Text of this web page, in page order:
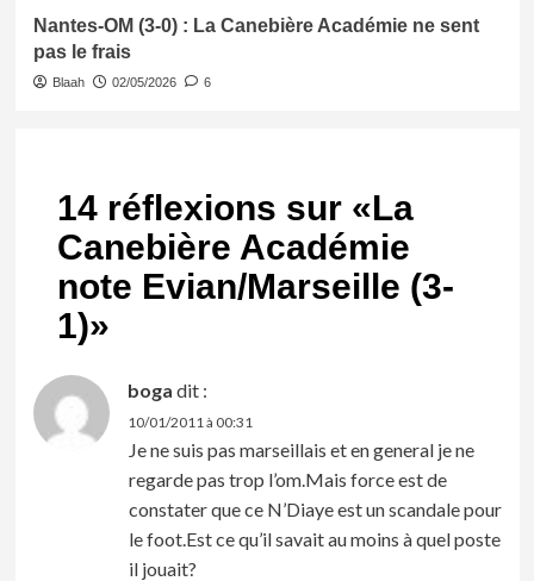
Nantes-OM (3-0) : La Canebière Académie ne sent
pas le frais
Blaah 02/05/2026 6
14 réflexions sur «La
Canebière Académie
note Evian/Marseille (3-
1)»
boga dit :
10/01/2011 à 00:31
Je ne suis pas marseillais et en general je ne
regarde pas trop l’om.Mais force est de
constater que ce N’Diaye est un scandale pour
le foot.Est ce qu’il savait au moins à quel poste
il jouait?